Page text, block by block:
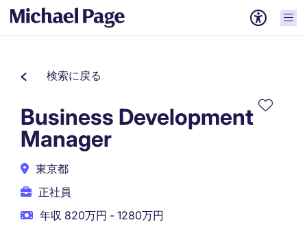
検索に戻る
Business Development
Manager
東京都
正社員
年収 820万円 - 1280万円